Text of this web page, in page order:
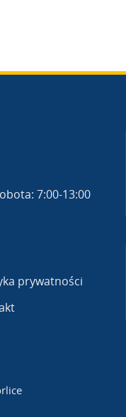
7:00-13:00
prywatności